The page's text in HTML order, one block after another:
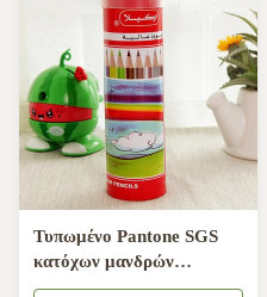
Τυπωμένο Pantone SGS
κατόχων μανδρών
σωλήνων εγγράφου